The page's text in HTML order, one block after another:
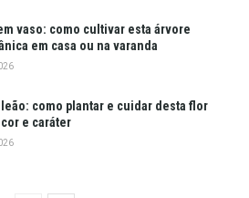
vaso: como cultivar esta árvore
em casa ou na varanda
como plantar e cuidar desta flor
e caráter